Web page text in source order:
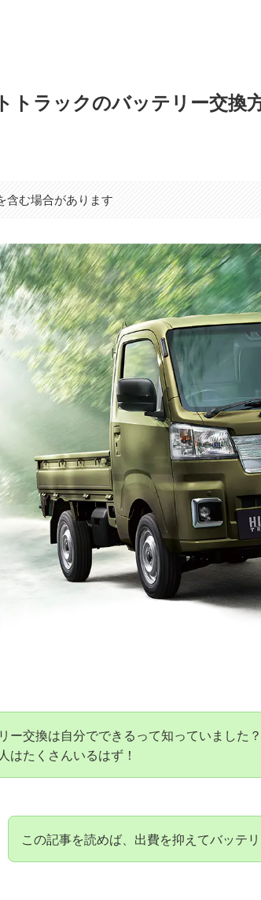
トラックのバッテリー交換
含む場合があります
ー交換は自分でできるって知っていました
はたくさんいるはず！
この記事を読めば、出費を抑えてバッテ